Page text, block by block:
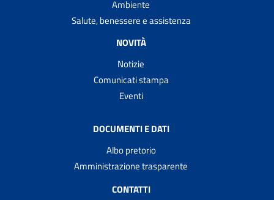
Ambiente
Salute, benessere e assistenza
NOVITÀ
Notizie
Comunicati stampa
Eventi
DOCUMENTI E DATI
Albo pretorio
Amministrazione trasparente
CONTATTI